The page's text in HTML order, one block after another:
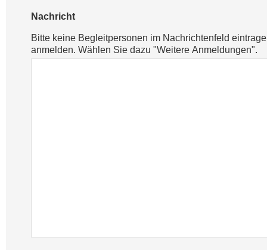
Nachricht
Bitte keine Begleitpersonen im Nachrichtenfeld
anmelden. Wählen Sie dazu "Weitere Anmeldungen".